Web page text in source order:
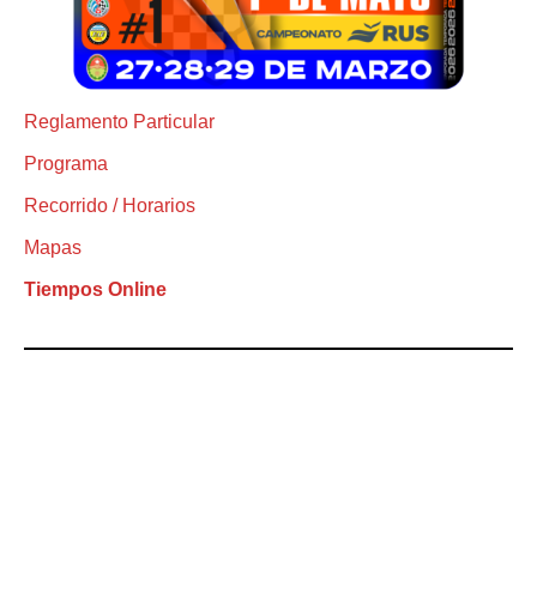
Reglamento Particular
Programa
Recorrido / Horarios
Mapas
Tiempos Online